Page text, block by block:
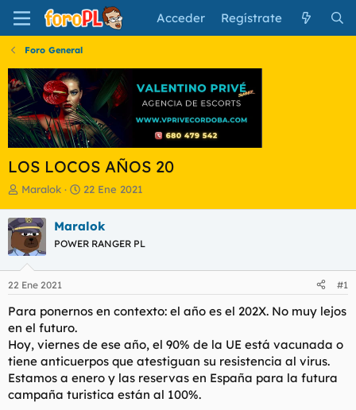
Acceder Regístrate
Foro General
LOS LOCOS AÑOS 20
I
i
c
a
d
o
d
e
l
t
e
a
Maralok
F
h
a
e
i
i
o
22 Ene 2021
Maralok
POWER RANGER PL
22 Ene 2021 #1
Para ponernos en contexto: el año es el 202X. No muy lejos
en el futuro.
Hoy, viernes de ese año, el 90% de la UE está vacunada o
tiene anticuerpos que atestiguan su resistencia al virus.
Estamos a enero y las reservas en España para la futura
campaña turistica están al 100%.